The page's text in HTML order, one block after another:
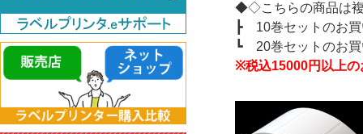
◆◇こちらの商品は
┣ 10巻セットのお
┗ 20巻セットのお
※税込15000円以上の